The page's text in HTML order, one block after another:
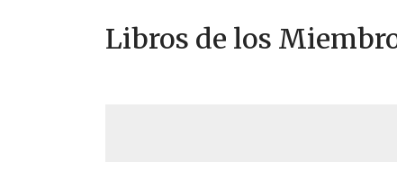
Libros de los